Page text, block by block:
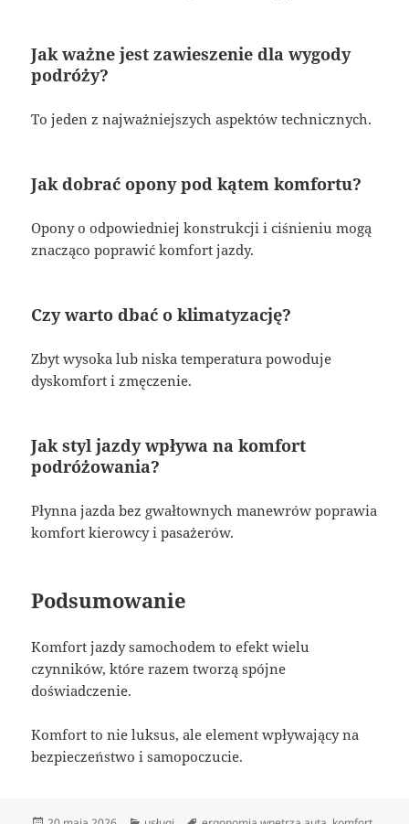
Jak ważne jest zawieszenie dla wygody
podróży?
To jeden z najważniejszych aspektów technicznych.
Jak dobrać opony pod kątem komfortu?
Opony o odpowiedniej konstrukcji i ciśnieniu mogą
znacząco poprawić komfort jazdy.
Czy warto dbać o klimatyzację?
Zbyt wysoka lub niska temperatura powoduje
dyskomfort i zmęczenie.
Jak styl jazdy wpływa na komfort
podróżowania?
Płynna jazda bez gwałtownych manewrów poprawia
komfort kierowcy i pasażerów.
Podsumowanie
Komfort jazdy samochodem to efekt wielu
czynników, które razem tworzą spójne
doświadczenie.
Komfort to nie luksus, ale element wpływający na
bezpieczeństwo i samopoczucie.